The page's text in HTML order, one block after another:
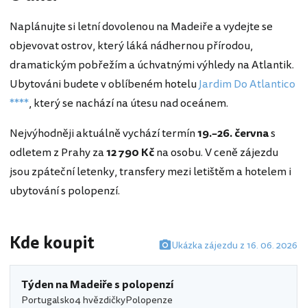
Naplánujte si letní dovolenou na Madeiře a vydejte se
objevovat ostrov, který láká nádhernou přírodou,
dramatickým pobřežím a úchvatnými výhledy na Atlantik.
Ubytováni budete v oblíbeném hoteluJardim Do Atlantico
****, který se nachází na útesu nad oceánem.
Nejvýhodněji aktuálně vychází termín19.–26. červnas
odletem z Prahy za12 790 Kčna osobu. V ceně zájezdu
jsou zpáteční letenky, transfery mezi letištěm a hotelem i
ubytování s polopenzí.
Kde koupit Ukázka zájezdu z 16. 06. 2026
Týden na Madeiře s polopenzí
Portugalsko4 hvězdičkyPolopenze